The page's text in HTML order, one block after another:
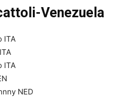
Venezuela
ITA
ITA
NED